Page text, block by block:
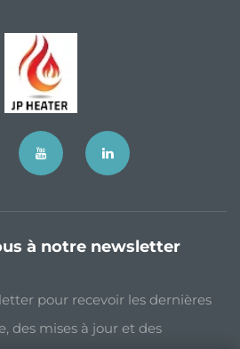
à notre newsletter
pour recevoir les dernières
des mises à jour et des